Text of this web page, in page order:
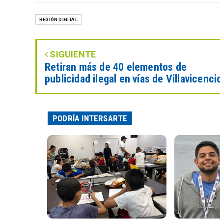
REGIÓN DIGITAL
SIGUIENTE
Retiran más de 40 elementos de
publicidad ilegal en vías de
PODRÍA INTERSARTE